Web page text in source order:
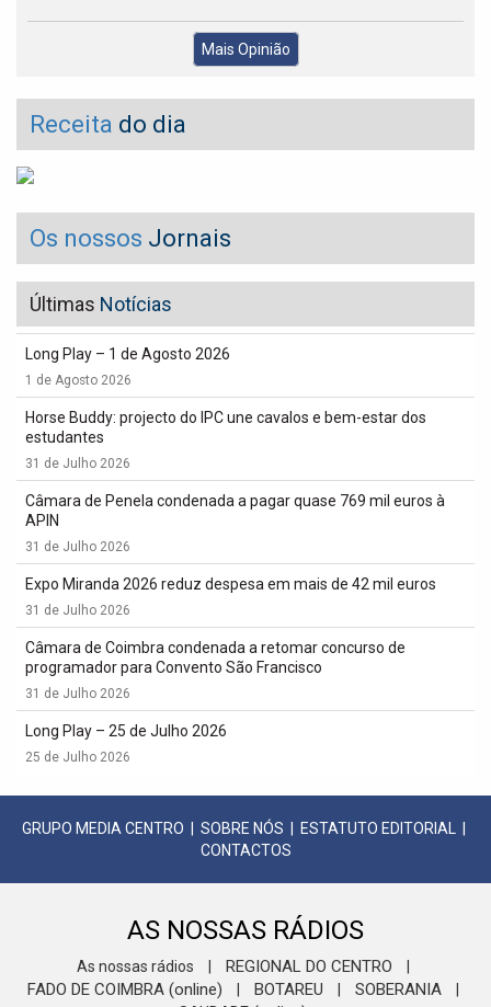
Mais Opinião
Receita do dia
Os nossos Jornais
Últimas Notícias
Long Play – 1 de Agosto 2026
1 de Agosto 2026
Horse Buddy: projecto do IPC une cavalos e bem-estar dos
estudantes
31 de Julho 2026
Câmara de Penela condenada a pagar quase 769 mil euros à
APIN
31 de Julho 2026
Expo Miranda 2026 reduz despesa em mais de 42 mil euros
31 de Julho 2026
Câmara de Coimbra condenada a retomar concurso de
programador para Convento São Francisco
31 de Julho 2026
Long Play – 25 de Julho 2026
25 de Julho 2026
GRUPO MEDIA CENTRO | SOBRE NÓS | ESTATUTO EDITORIAL
|
CONTACTOS
AS NOSSAS RÁDIOS
As nossas rádios | REGIONAL DO CENTRO |
FADO DE COIMBRA (online) | BOTAREU | SOBERANIA |